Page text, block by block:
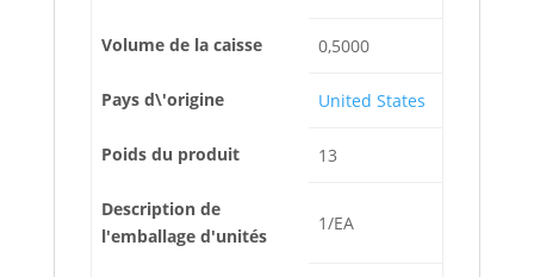
Volume de la caisse 0,5000
Pays d\'origine United States
Poids du produit 13
Description de
l'emballage d'unités
1/EA